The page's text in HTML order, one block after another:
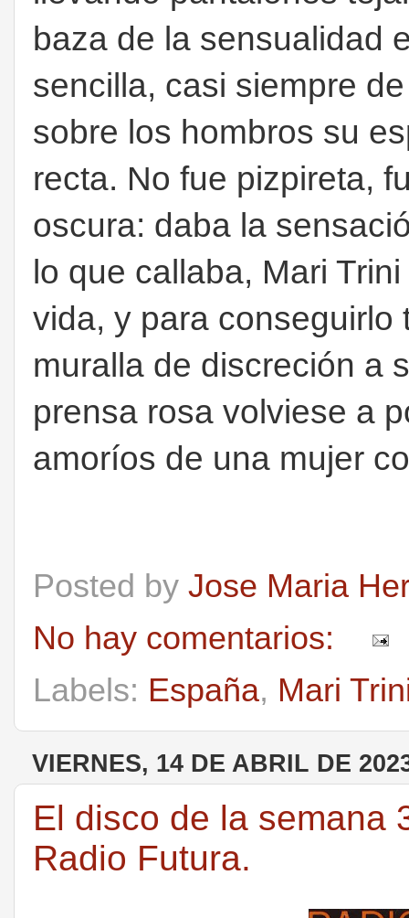
baza de la sensualidad
sencilla, casi siempre
sobre los hombros su
recta. No fue pizpireta,
oscura: daba la
lo que callaba, Mari
vida, y para
muralla de discreción a
prensa rosa volviese a
amoríos de una mujer
Posted by Jose Maria
No hay comentarios:
Labels: España, Mari
VIERNES, 14 DE ABRIL DE
El disco de la semana
Radio Futura.